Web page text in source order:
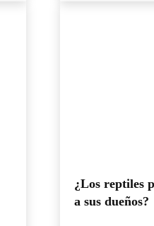
¿Los reptiles
a sus dueños?